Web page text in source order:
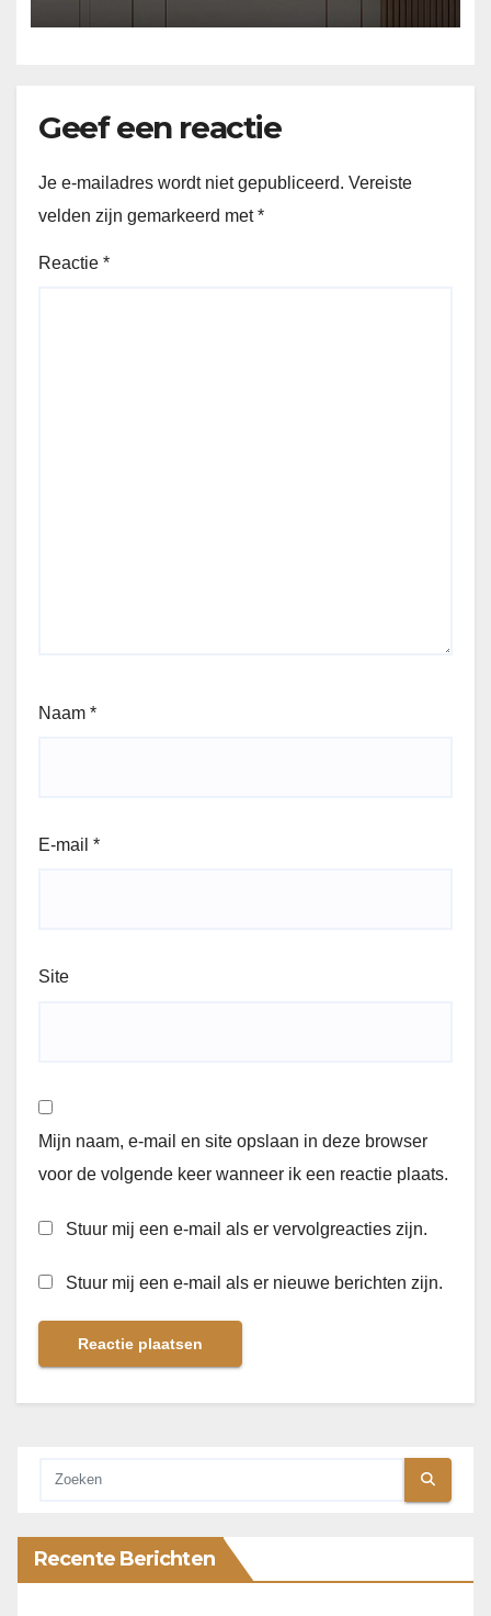
Geef een reactie
Je e-mailadres wordt niet gepubliceerd. Vereiste
velden zijn gemarkeerd met*
Reactie *
Naam *
E-mail *
Site
Mijn naam, e-mail en site opslaan in deze browser
voor de volgende keer wanneer ik een reactie plaats.
Stuur mij een e-mail als er vervolgreacties zijn.
Stuur mij een e-mail als er nieuwe berichten zijn.
Recente Berichten